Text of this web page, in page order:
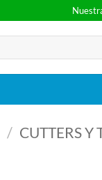
/ CUTTERS Y